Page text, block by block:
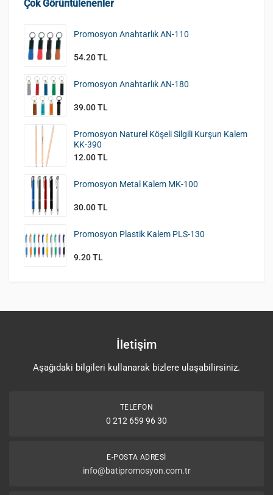
Çok Görüntülenenler
Promosyon Anahtarlık AN-110
54.20 TL
Promosyon Anahtarlık AN-180
39.00 TL
Promosyon Naturel Köşeli Silgili Kurşun Kalem
KK-390
12.00 TL
Promosyon Metal Kalem MK-100
30.00 TL
Promosyon Plastik Kalem PLS-130
9.20 TL
İletişim
Aşağıdaki bilgileri kullanarak bizlere ulaşabilirsiniz.
TELEFON
0 212 659 96 30
E-POSTA ADRESI
info@batipromosyon.com.tr